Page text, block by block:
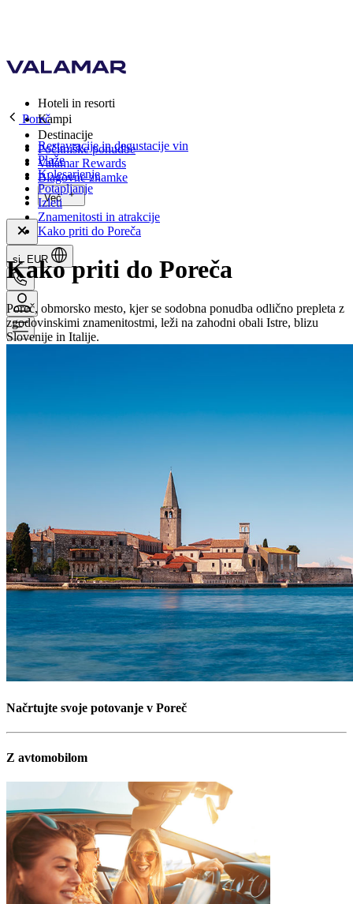
Hoteli in resorti
Kampi
Destinacije
Počitniške ponudbe
Valamar Rewards
Blagovne znamke
Več
si, EUR
Poreč
Restavracije in degustacije vin
Plaže
Kolesarjenje
Potapljanje
Izleti
Znamenitosti in atrakcije
Kako priti do Poreča
Kako priti do Poreča
Poreč, obmorsko mesto, kjer se sodobna ponudba odlično prepleta z
zgodovinskimi znamenitostmi, leži na zahodni obali Istre, blizu
Slovenije in Italije.
Načrtujte svoje potovanje v Poreč
Z avtomobilom